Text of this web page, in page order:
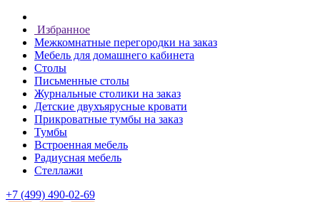
Избранное
Межкомнатные перегородки на заказ
Мебель для домашнего кабинета
Столы
Письменные столы
Журнальные столики на заказ
Детские двухъярусные кровати
Прикроватные тумбы на заказ
Тумбы
Встроенная мебель
Радиусная мебель
Стеллажи
+7 (499) 490-02-69